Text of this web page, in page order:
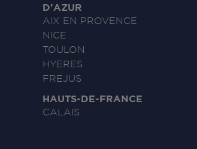
D'AZUR
AIX EN PROVENCE
NICE
TOULON
HYERES
FREJUS
HAUTS-DE-FRANCE
CALAIS